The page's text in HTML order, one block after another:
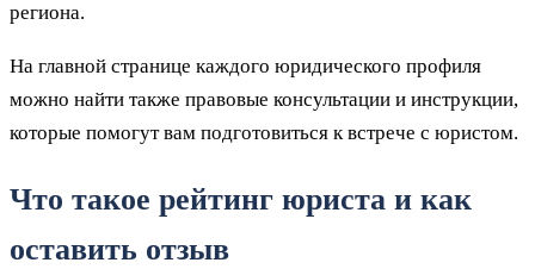
региона.
На главной странице каждого юридического профиля
можно найти также правовые консультации и инструкции,
которые помогут вам подготовиться к встрече с юристом.
Что такое рейтинг юриста и как
оставить отзыв